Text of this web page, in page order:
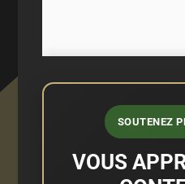
SOUTENEZ
VOUS